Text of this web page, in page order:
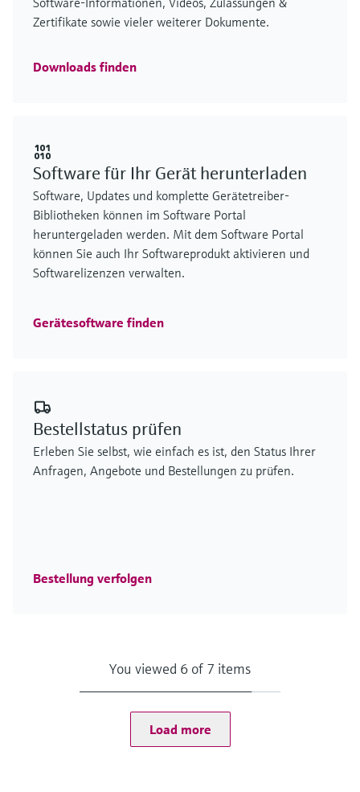
Zertifikate sowie vieler weiterer Dokumente.
Downloads finden
Software für Ihr Gerät herunterladen
Software, Updates und komplette Gerätetreiber-
Bibliotheken können im Software Portal
heruntergeladen werden. Mit dem Software Portal
können Sie auch Ihr Softwareprodukt aktivieren und
Softwarelizenzen verwalten.
Gerätesoftware finden
Bestellstatus prüfen
Erleben Sie selbst, wie einfach es ist, den Status Ihrer
Anfragen, Angebote und Bestellungen zu prüfen.
Bestellung verfolgen
You viewed 6 of 7 items
Load more